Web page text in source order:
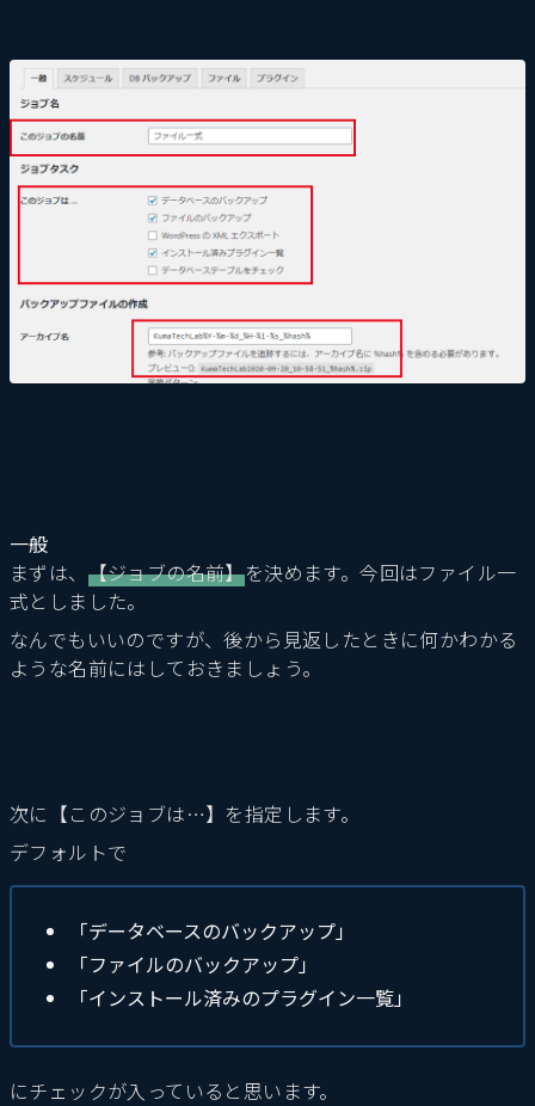
一般
まずは、 【ジョブの名前】を決めます。今回はファイル一
式としました。
なんでもいいのですが、後から見返したときに何かわかる
ような名前にはしておきましょう。
次に【このジョブは…】を指定します。
デフォルトで
「データベースのバックアップ」
「ファイルのバックアップ」
「インストール済みのプラグイン一覧」
にチェックが入っていると思います。